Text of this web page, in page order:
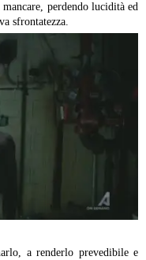
perdendo lucidità ed
sfrontatezza.
a renderlo prevedibile e